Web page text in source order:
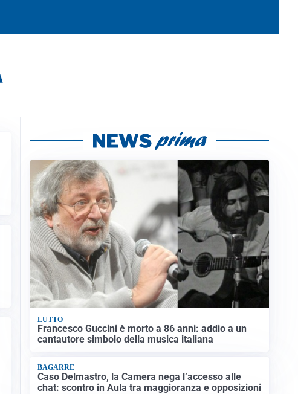
LUTTO
Francesco Guccini è morto a 86 anni: addio a un
cantautore simbolo della musica italiana
BAGARRE
Caso Delmastro, la Camera nega l’accesso alle
chat: scontro in Aula tra maggioranza e opposizioni